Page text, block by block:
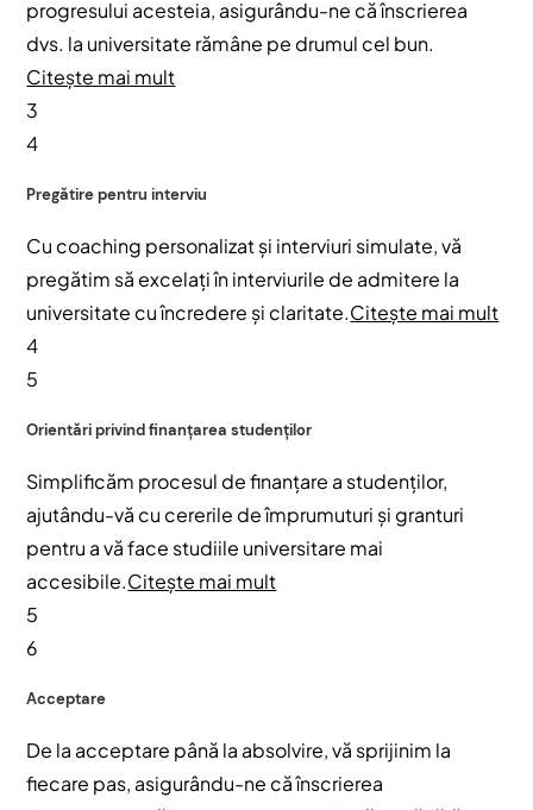
progresului acesteia, asigurându-ne că înscrierea
dvs. la universitate rămâne pe drumul cel bun.
Citește mai mult
3
4
Pregătire pentru interviu
Cu coaching personalizat și interviuri simulate, vă
pregătim să excelați în interviurile de admitere la
universitate cu încredere și claritate.Citește mai mult
4
5
Orientări privind finanțarea studenților
Simplificăm procesul de finanțare a studenților,
ajutându-vă cu cererile de împrumuturi și granturi
pentru a vă face studiile universitare mai
accesibile.Citește mai mult
5
6
Acceptare
De la acceptare până la absolvire, vă sprijinim la
fiecare pas, asigurându-ne că înscrierea